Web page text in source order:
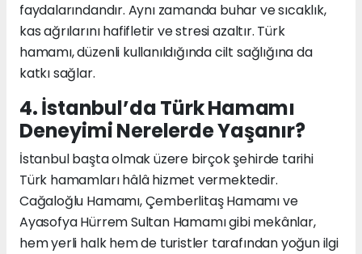
faydalarındandır. Aynı zamanda buhar ve sıcaklık,
kas ağrılarını hafifletir ve stresi azaltır. Türk
hamamı, düzenli kullanıldığında cilt sağlığına da
katkı sağlar.
4. İstanbul’da Türk Hamamı
Deneyimi Nerelerde Yaşanır?
İstanbul başta olmak üzere birçok şehirde tarihi
Türk hamamları hâlâ hizmet vermektedir.
Cağaloğlu Hamamı, Çemberlitaş Hamamı ve
Ayasofya Hürrem Sultan Hamamı gibi mekânlar,
hem yerli halk hem de turistler tarafından yoğun ilgi